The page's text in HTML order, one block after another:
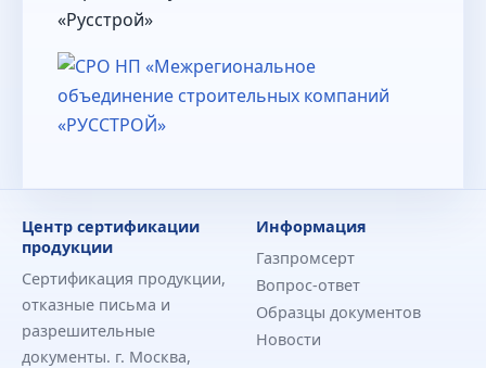
«Русстрой»
Центр сертификации
продукции
Сертификация продукции,
отказные письма и
разрешительные
документы. г. Москва,
Информация
Газпромсерт
Вопрос-ответ
Образцы документов
Новости